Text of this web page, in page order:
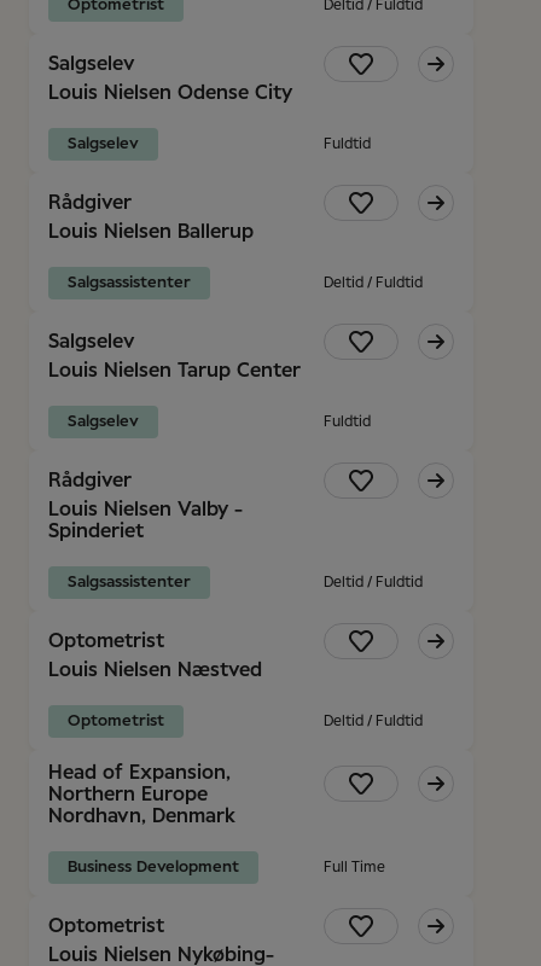
Deltid / Fuldtid
Optometrist
Salgselev
Louis Nielsen Odense City
Fuldtid
Salgselev
Rådgiver
Louis Nielsen Ballerup
Deltid / Fuldtid
Salgsassistenter
Salgselev
Louis Nielsen Tarup Center
Fuldtid
Salgselev
Rådgiver
Louis Nielsen Valby -
Spinderiet
Deltid / Fuldtid
Salgsassistenter
Optometrist
Louis Nielsen Næstved
Deltid / Fuldtid
Optometrist
Head of Expansion,
Northern Europe
Nordhavn, Denmark
Full Time
Business Development
Optometrist
Louis Nielsen Nykøbing-